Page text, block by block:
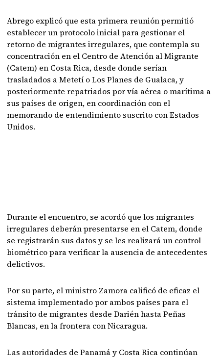
Abrego explicó que esta primera reunión permitió
establecer un protocolo inicial para gestionar el
retorno de migrantes irregulares, que contempla su
concentración en el Centro de Atención al Migrante
(Catem) en Costa Rica, desde donde serían
trasladados a Metetí o Los Planes de Gualaca, y
posteriormente repatriados por vía aérea o marítima a
sus países de origen, en coordinación con el
memorando de entendimiento suscrito con Estados
Unidos.
Durante el encuentro, se acordó que los migrantes
irregulares deberán presentarse en el Catem, donde
se registrarán sus datos y se les realizará un control
biométrico para verificar la ausencia de antecedentes
delictivos.
Por su parte, el ministro Zamora calificó de eficaz el
sistema implementado por ambos países para el
tránsito de migrantes desde Darién hasta Peñas
Blancas, en la frontera con Nicaragua.
Las autoridades de Panamá y Costa Rica continúan